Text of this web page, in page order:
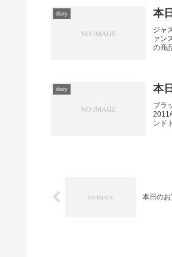
diary 本
ジャ
ァン
の商
diary 本
ブラ
ンド
本日の